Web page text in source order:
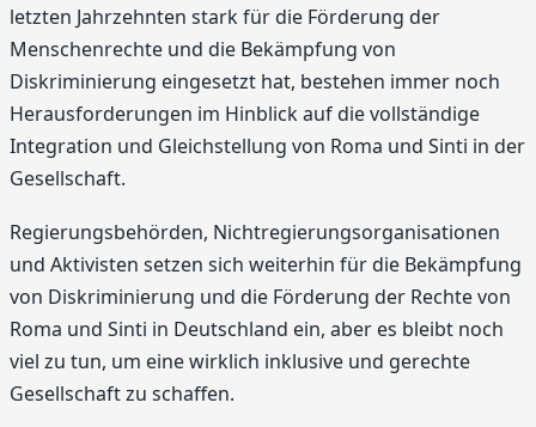
letzten Jahrzehnten stark für die Förderung der
Menschenrechte und die Bekämpfung von
Diskriminierung eingesetzt hat, bestehen immer noch
Herausforderungen im Hinblick auf die vollständige
Integration und Gleichstellung von Roma und Sinti in der
Gesellschaft.
Regierungsbehörden, Nichtregierungsorganisationen
und Aktivisten setzen sich weiterhin für die Bekämpfung
von Diskriminierung und die Förderung der Rechte von
Roma und Sinti in Deutschland ein, aber es bleibt noch
viel zu tun, um eine wirklich inklusive und gerechte
Gesellschaft zu schaffen.